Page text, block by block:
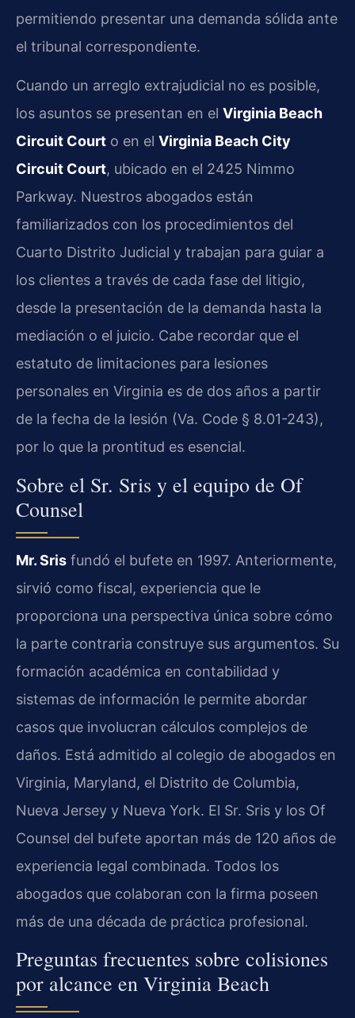
permitiendo presentar una demanda sólida ante
el tribunal correspondiente.
Cuando un arreglo extrajudicial no es posible,
los asuntos se presentan en el Virginia Beach
Circuit Court o en el Virginia Beach City
Circuit Court, ubicado en el 2425 Nimmo
Parkway. Nuestros abogados están
familiarizados con los procedimientos del
Cuarto Distrito Judicial y trabajan para guiar a
los clientes a través de cada fase del litigio,
desde la presentación de la demanda hasta la
mediación o el juicio. Cabe recordar que el
estatuto de limitaciones para lesiones
personales en Virginia es de dos años a partir
de la fecha de la lesión (Va. Code § 8.01-243),
por lo que la prontitud es esencial.
Sobre el Sr. Sris y el equipo de Of
Counsel
Mr. Sris fundó el bufete en 1997. Anteriormente,
sirvió como fiscal, experiencia que le
proporciona una perspectiva única sobre cómo
la parte contraria construye sus argumentos. Su
formación académica en contabilidad y
sistemas de información le permite abordar
casos que involucran cálculos complejos de
daños. Está admitido al colegio de abogados en
Virginia, Maryland, el Distrito de Columbia,
Nueva Jersey y Nueva York. El Sr. Sris y los Of
Counsel del bufete aportan más de 120 años de
experiencia legal combinada. Todos los
abogados que colaboran con la firma poseen
más de una década de práctica profesional.
Preguntas frecuentes sobre colisiones
por alcance en Virginia Beach